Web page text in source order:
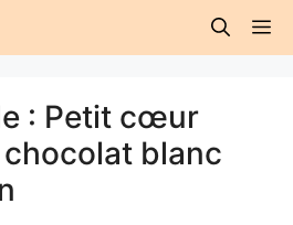
: Petit cœur
blanc